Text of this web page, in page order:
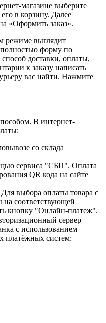
магазине выберите
в корзину. Далее
«Оформить заказ».
режиме выглядит
форму по
доставки, оплаты,
к заказу написать
вас найти. Нажмите
В интернет-
со склада
сервиса "СБП". Оплата
QR кода на сайте
выбора оплаты товара с
соответствующей
кнопку "Онлайн-платеж".
сервер
с использованием
платёжных систем: